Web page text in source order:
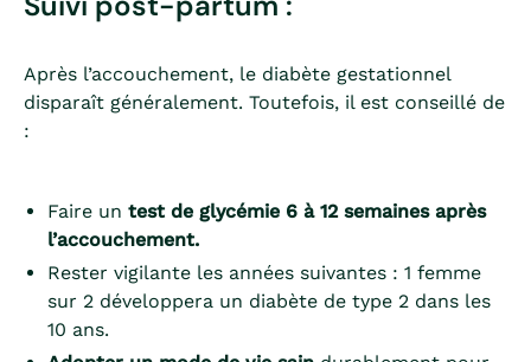
Après l’accouchement, le diabète gestationnel
disparaît généralement. Toutefois, il est conseillé de
:
Faire un test de glycémie 6 à 12 semaines après
l’accouchement.
Rester vigilante les années suivantes : 1 femme
sur 2 développera un diabète de type 2 dans les
10 ans.